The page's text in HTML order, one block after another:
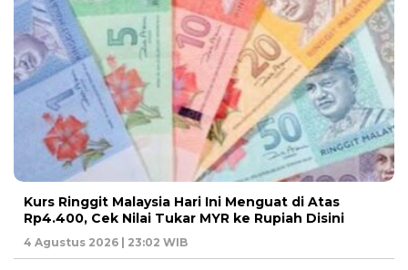
Kurs Ringgit Malaysia Hari Ini Menguat di Atas
Rp4.400, Cek Nilai Tukar MYR ke Rupiah Disini
4 Agustus 2026 | 23:02 WIB